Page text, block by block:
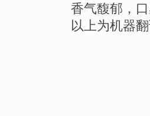
香气馥郁，
以上为机器